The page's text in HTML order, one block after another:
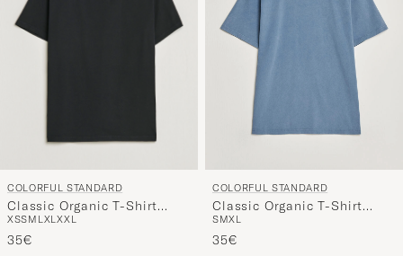
COLORFUL STANDARD
Classic Organic T-Shirt
Deep Black
XSSM LXLXXL
35€
COLORFUL STANDARD
Classic Organic T-Shirt
Faded Indigo
SMXL
35€